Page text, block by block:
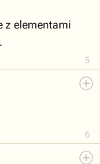
5
z elementami
6